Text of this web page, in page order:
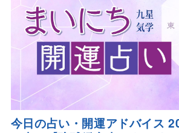
今日の占い・開運アドバイス